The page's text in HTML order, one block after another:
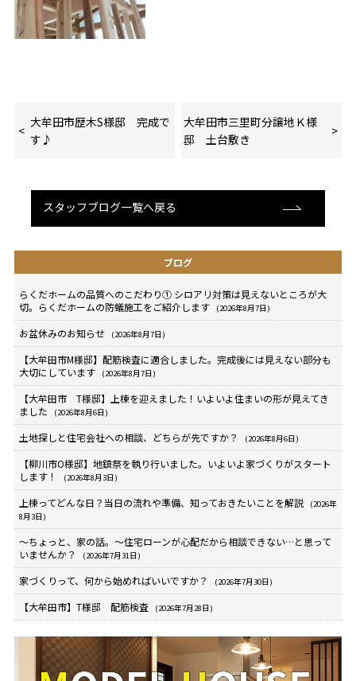
大牟田市歴木S様邸 完成で
す♪
大牟田市三里町分譲地Ｋ様
邸 土台敷き
スタッフブログ一覧へ戻る
ブログ
らくだホームの品質へのこだわり① シロアリ対策は見えないところが大
切。らくだホームの防蟻施工をご紹介します
(2026年8月7日)
お盆休みのお知らせ (2026年8月7日)
【大牟田市M様邸】配筋検査に適合しました。完成後には見えない部分も
大切にしています
(2026年8月7日)
【大牟田市 T様邸】上棟を迎えました！いよいよ住まいの形が見えてき
ました
(2026年8月6日)
土地探しと住宅会社への相談、どちらが先ですか？ (2026年8月6日)
【柳川市O様邸】地鎮祭を執り行いました。いよいよ家づくりがスタート
します！
(2026年8月3日)
上棟ってどんな日？当日の流れや準備、知っておきたいことを解説
(2026年
8月3日)
～ちょっと、家の話。～住宅ローンが心配だから相談できない…と思って
いませんか？
(2026年7月31日)
家づくりって、何から始めればいいですか？ (2026年7月30日)
【大牟田市】T様邸 配筋検査 (2026年7月28日)